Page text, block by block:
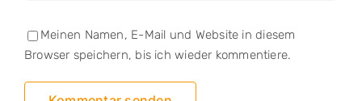
Meinen Namen, E-Mail und Website in diesem
Browser speichern, bis ich wieder kommentiere.